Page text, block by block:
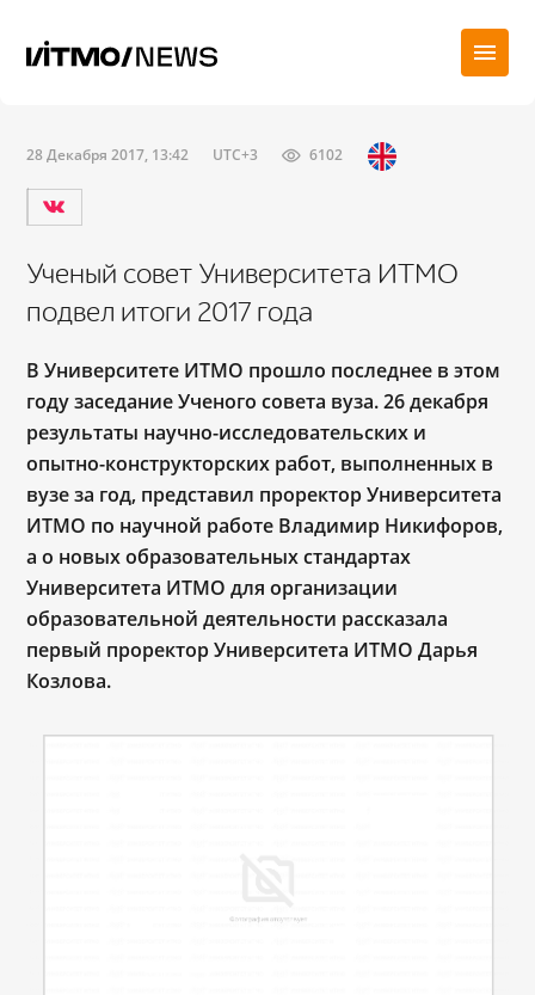
28 Декабря 2017, 13:42 UTC+3 6102
Ученый совет Университета ИТМО
подвел итоги 2017 года
В Университете ИТМО прошло последнее в этом
году заседание Ученого совета вуза. 26 декабря
результаты научно-исследовательских и
опытно-конструкторских работ, выполненных в
вузе за год, представил проректор Университета
ИТМО по научной работе Владимир Никифоров,
а о новых образовательных стандартах
Университета ИТМО для организации
образовательной деятельности рассказала
первый проректор Университета ИТМО Дарья
Козлова.